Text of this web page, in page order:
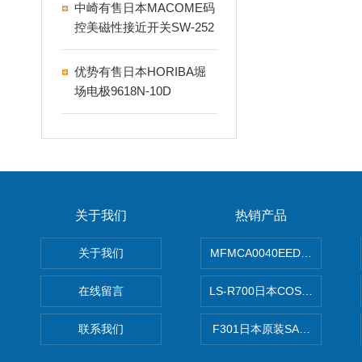
中崎有售日本MACOME码
控美磁性接近开关SW-252
A
优势有售日本HORIBA堀
场电极9618N-10D
关于我们
关于我们
在线留言
联系我们
热销产品
MFMCA0040EED-H日本
LS-R700日本COSMO科斯莫
F301日本原装SANAI三爱旋